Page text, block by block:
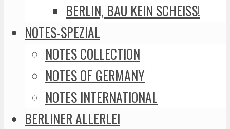
BERLIN, BAU KEIN SCHEISS!
NOTES-SPEZIAL
NOTES COLLECTION
NOTES OF GERMANY
NOTES INTERNATIONAL
BERLINER ALLERLEI